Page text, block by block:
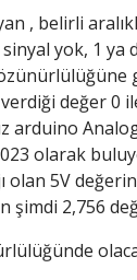
, belirli
yok, 1
verdiği değer
arduino
olarak
5V
şimdi 2,756